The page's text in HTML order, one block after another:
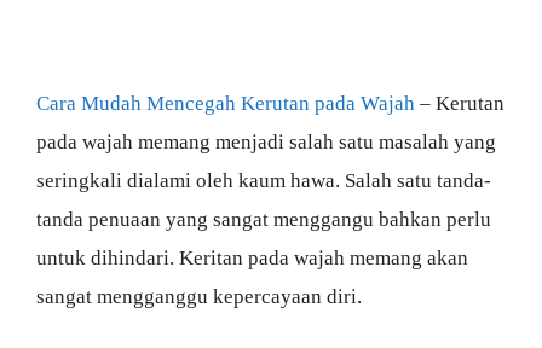
Cara Mudah Mencegah Kerutan pada Wajah – Kerutan
pada wajah memang menjadi salah satu masalah yang
seringkali dialami oleh kaum hawa. Salah satu tanda-
tanda penuaan yang sangat menggangu bahkan perlu
untuk dihindari. Keritan pada wajah memang akan
sangat mengganggu kepercayaan diri.